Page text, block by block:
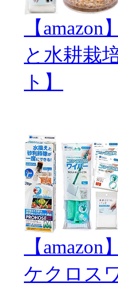
【
と水耕栽
ト】
【
ケクロス